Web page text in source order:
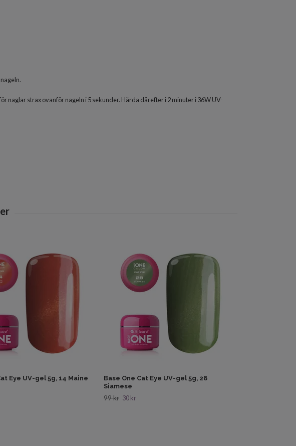
naglar strax ovanför nageln i 5 sekunder. Härda därefter i 2 minuter i 36W UV-
Eye UV-gel 5g, 14 Maine
Base One Cat Eye UV-gel 5g, 28
Siamese
99 kr 30 kr